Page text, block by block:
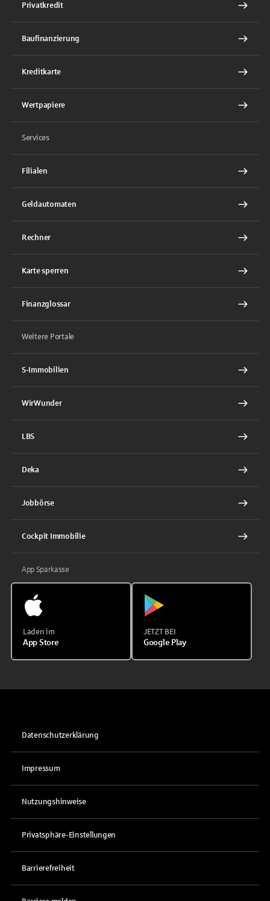
Privatkredit
Baufinanzierung
Kreditkarte
Wertpapiere
Services
Filialen
Geldautomaten
Rechner
Karte sperren
Finanzglossar
Weitere Portale
S-Immobilien
WirWunder
LBS
Deka
Jobbörse
Cockpit Immobilie
App Sparkasse
Laden im
App Store
JETZT BEI
Google Play
Datenschutzerklärung
Impressum
Nutzungshinweise
Privatsphäre-Einstellungen
Barrierefreiheit